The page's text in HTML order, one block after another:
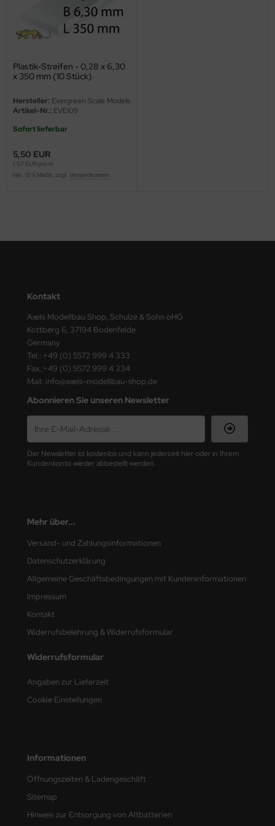
Plastik-Streifen - 0,28 x 6,30
x 350 mm (10 Stück)
Hersteller: Evergreen Scale Models
Artikel-Nr.: EVE109
Sofort lieferbar
5,50 EUR
1,57 EUR pro m
inkl. 19 % MwSt. zzgl. Versandkosten
Kontakt
Axels Modellbau Shop, Schulze & Sohn oHG
Kottberg 6, 37194 Bodenfelde
Germany
Tel.: +49 (0) 5572 999 4 333
Fax.:+49 (0) 5572 999 4 334
Mail: info@axels-modellbau-shop.de
Abonnieren Sie unseren Newsletter
Der Newsletter ist kostenlos und kann jederzeit hier oder in Ihrem
Kundenkonto wieder abbestellt werden.
Mehr über...
Versand- und Zahlungsinformationen
Datenschutzerklärung
Allgemeine Geschäftsbedingungen mit Kundeninformationen
Impressum
Kontakt
Widerrufsbelehrung & Widerrufsformular
Widerrufsformular
Angaben zur Lieferzeit
Cookie Einstellungen
Informationen
Öffnungszeiten & Ladengeschäft
Sitemap
Hinweis zur Entsorgung von Altbatterien
Collections
Hawk Model
Model
Hobby
Hobby / Gunze Sangyo
Beemax
Hobby
Hobbies
Nunu
Lights